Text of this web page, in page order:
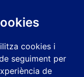
cookies i
seguiment per
de